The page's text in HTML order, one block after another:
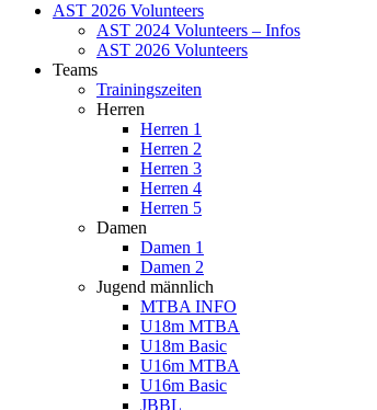
AST 2026 Volunteers
AST 2024 Volunteers – Infos
AST 2026 Volunteers
Teams
Trainingszeiten
Herren
Herren 1
Herren 2
Herren 3
Herren 4
Herren 5
Damen
Damen 1
Damen 2
Jugend männlich
MTBA INFO
U18m MTBA
U18m Basic
U16m MTBA
U16m Basic
JBBL